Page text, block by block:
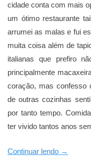
cidade conta com mais
um ótimo restaurante
arrumei as malas e fui
muita coisa além de
italianas que prefiro
principalmente
coração, mas confesso
de outras cozinhas
por tanto tempo.
ter vivido tantos anos
Continuar lendo →